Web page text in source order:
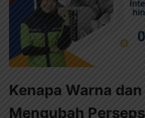
Kenapa Warna
Mengubah